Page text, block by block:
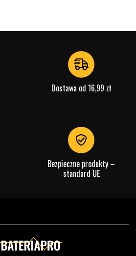
Dostawa od 16,99 zł
Bezpieczne produkty –
standard UE